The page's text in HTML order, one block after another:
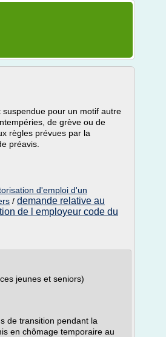
pour un motif autre
de grève ou de
règles prévues par la
préavis.
d'emploi d'un
/ demande relative au
de l employeur code du
jeunes et seniors)
de transition pendant la
en chômage temporaire au